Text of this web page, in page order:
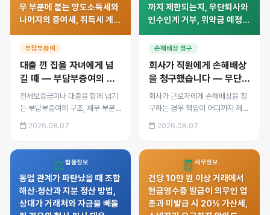
무 부분에 붙는 양도소득세와
나머지의 증여세, 취득세 계
채무 상환 내역까지 정리했습
부담부증여
대출 낀 집을 자녀에게 넘
길 때 — 부담부증여의 세
금 계산과 함정
전세보증금이나 대출을 함께 넘기
는 부담부증여의 구조, 채무 부분
에 붙는 양도소득세와 나머지의 증
여세, 취득세 계산, 국세청이 사후
2026.08.07
까지 제한되는지, 무단퇴사와
인수인계 거부, 위약금 예정
위법성, 실제 대응 방법을 정
손해배상 청구
회사가 직원에게 손해배상
을 청구했습니다 — 무단퇴
사·업무 실수, 어디까지 책
임지나
회사가 근로자에게 손해배상을 청
구하는 경우 책임이 어디까지 제한
되는지, 무단퇴사와 인수인계 거
부, 위약금 예정 금지, 임금에서 임
2026.08.07
⚖️법률정보
동업 관계가 파탄났을 때 조합
해산·청산과 지분 정산 방법,
상대가 거래처와 자금을 빼돌
🧾 세무정보
건당 10만 원 이상 거래에서
현금영수증 발급이 의무인 업
종과 미발급 시 20% 가산세,